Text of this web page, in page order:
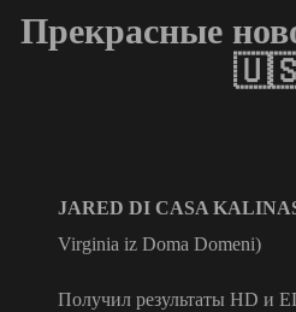
Прекрасные
JARED DI CASA
Virginia iz Doma Domeni)
Получил результаты HD и